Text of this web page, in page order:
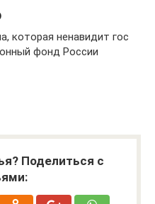
которая ненавидит гос
фонд России
Поделиться с